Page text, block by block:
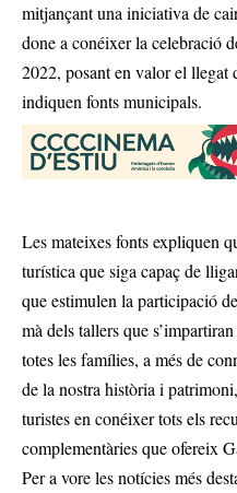
mitjançant una iniciativa de
done a conéixer la celebració
2022, posant en valor el
indiquen fonts municipals.
Les mateixes fonts expliquen
turística que siga capaç de
que estimulen la participació
mà dels tallers que
totes les famílies, a més de
de la nostra història i
turistes en conéixer tots els
complementàries que ofereix
Per a vore les notícies més